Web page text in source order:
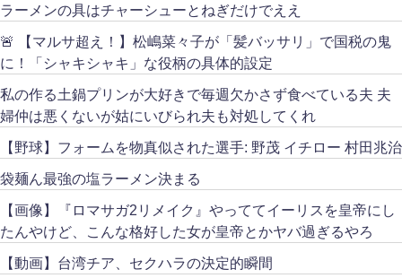
ラーメンの具はチャーシューとねぎだけでええ
🚨 【マルサ超え！】松嶋菜々子が「髪バッサリ」で国税の鬼
に！「シャキシャキ」な役柄の具体的設定
私の作る土鍋プリンが大好きで毎週欠かさず食べている夫 夫
婦仲は悪くないが姑にいびられ夫も対処してくれ
【野球】フォームを物真似された選手: 野茂 イチロー 村田兆治
袋麺ん最強の塩ラーメン決まる
【画像】『ロマサガ2リメイク』やっててイーリスを皇帝にし
たんやけど、こんな格好した女が皇帝とかヤバ過ぎるやろ
【動画】台湾チア、セクハラの決定的瞬間